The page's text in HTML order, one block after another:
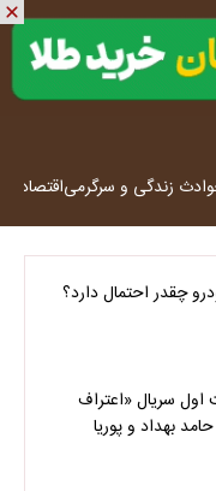
زندگی و سرگرمیاقتصاد
چقدر احتمال دارد؟
سریال «اعتراف
بهداد و پوریا